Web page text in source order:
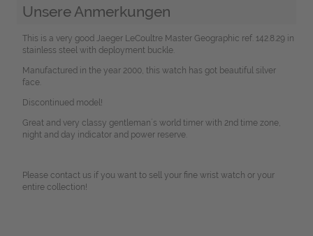
Unsere Anmerkungen
This is a very good Jaeger LeCoultre Master Geographic ref. 142.8.29 in
stainless steel with deployment buckle.
Manufactured in the year 2000, this watch has got beautiful silver
face.
Discontinued model!
Great and very classy gentleman´s world timer with 2nd time zone,
night and day indicator and power reserve.
Please contact us if you want to sell your fine wrist watch or your
entire collection!